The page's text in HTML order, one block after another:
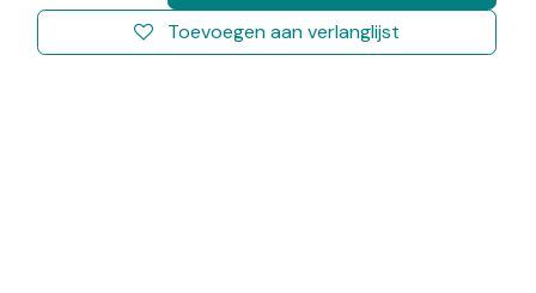
Toevoegen aan verlanglijst